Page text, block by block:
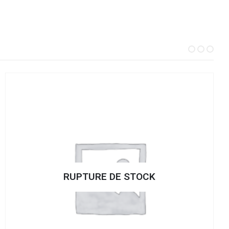
RUPTURE DE STOCK